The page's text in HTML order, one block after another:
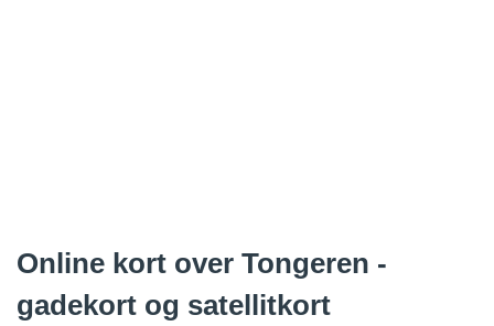
Online kort over Tongeren -
gadekort og satellitkort